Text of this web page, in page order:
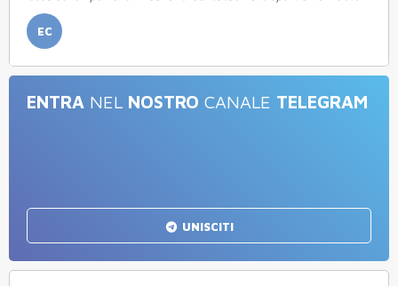
EC
ENTRA NEL NOSTRO CANALE TELEGRAM
UNISCITI